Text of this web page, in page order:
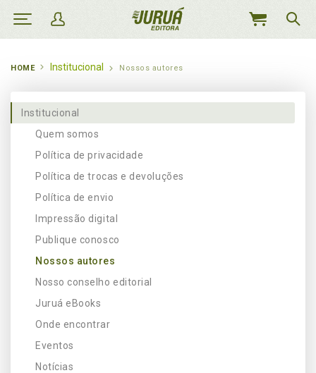
MEU
HOME Institucional Nossos autores
Institucional
Quem somos
Política de privacidade
Política de trocas e devoluções
Política de envio
Impressão digital
Publique conosco
Nossos autores
Nosso conselho editorial
Juruá eBooks
Onde encontrar
Eventos
Notícias